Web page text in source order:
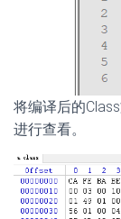
将编译后的
进行查看。